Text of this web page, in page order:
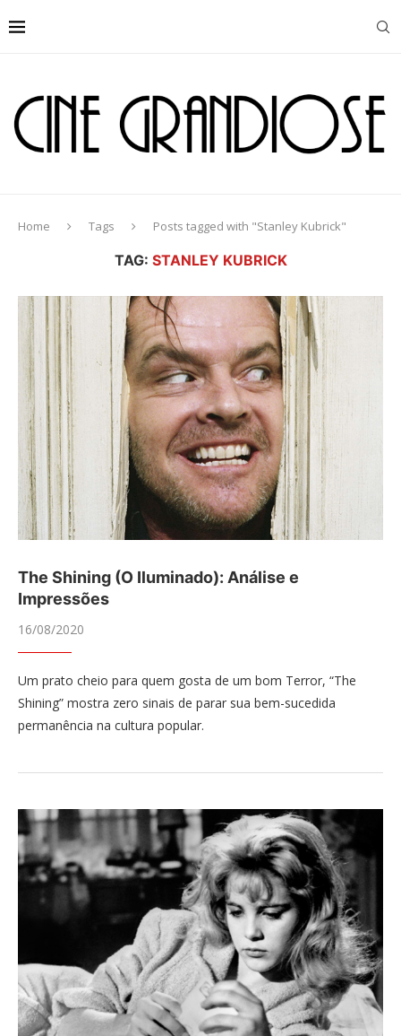
Home Tags Posts tagged with "Stanley Kubrick"
TAG: STANLEY KUBRICK
The Shining (O Iluminado): Análise e
Impressões
16/08/2020
Um prato cheio para quem gosta de um bom Terror, “The
Shining” mostra zero sinais de parar sua bem-sucedida
permanência na cultura popular.